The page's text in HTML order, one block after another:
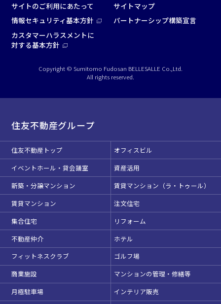
サイトのご利用にあたって
サイトマップ
情報セキュリティ基本方針
パートナーシップ構築宣言
カスタマーハラスメントに
対する基本方針
Copyright © Sumitomo Fudosan BELLESALLE Co.,Ltd.
All rights reserved.
住友不動産グループ
住友不動産トップ
オフィスビル
イベントホール・貸会議室
資産活用
新築・分譲マンション
賃貸マンション（ラ・トゥール）
賃貸マンション
注文住宅
集合住宅
リフォーム
不動産仲介
ホテル
フィットネスクラブ
ゴルフ場
商業施設
マンションの管理・修繕等
月極駐車場
インテリア販売